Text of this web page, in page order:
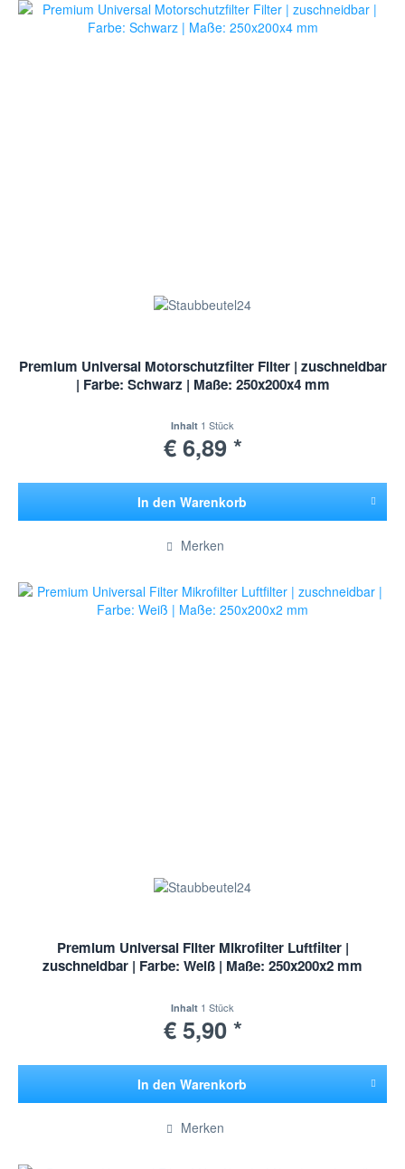
Premium Universal Motorschutzfilter Filter | zuschneidbar
| Farbe: Schwarz | Maße: 250x200x4 mm
Inhalt 1 Stück
€ 6,89 *
In den Warenkorb
Hinzugefügt
Merken
Premium Universal Filter Mikrofilter Luftfilter |
zuschneidbar | Farbe: Weiß | Maße: 250x200x2 mm
Inhalt 1 Stück
€ 5,90 *
In den Warenkorb
Hinzugefügt
Merken